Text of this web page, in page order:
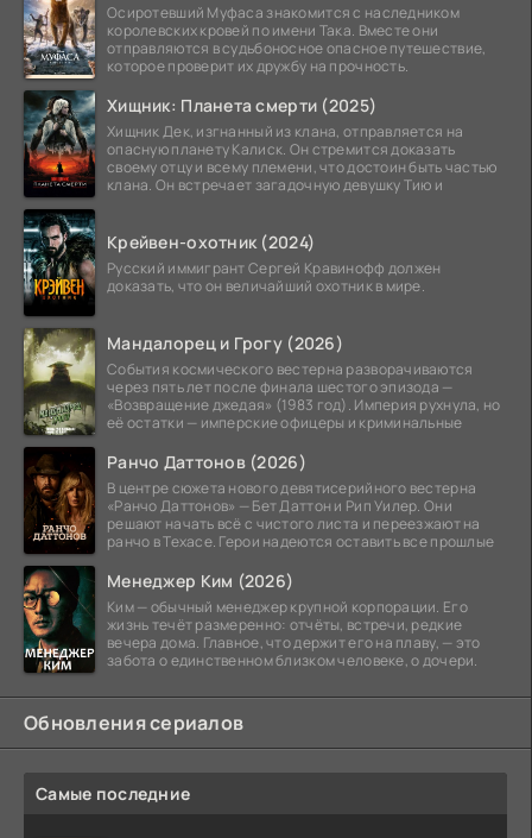
Осиротевший Муфаса знакомится с наследником
королевских кровей по имени Така. Вместе они
отправляются в судьбоносное опасное путешествие,
которое проверит их дружбу на прочность.
Хищник: Планета смерти (2025)
Хищник Дек, изгнанный из клана, отправляется на
опасную планету Калиск. Он стремится доказать
своему отцу и всему племени, что достоин быть частью
клана. Он встречает загадочную девушку Тию и
Крейвен-охотник (2024)
Русский иммигрант Сергей Кравинофф должен
доказать, что он величайший охотник в мире.
Мандалорец и Грогу (2026)
События космического вестерна разворачиваются
через пять лет после финала шестого эпизода —
«Возвращение джедая» (1983 год). Империя рухнула, но
её остатки — имперские офицеры и криминальные
Ранчо Даттонов (2026)
В центре сюжета нового девятисерийного вестерна
«Ранчо Даттонов» — Бет Даттон и Рип Уилер. Они
решают начать всё с чистого листа и переезжают на
ранчо в Техасе. Герои надеются оставить все прошлые
Менеджер Ким (2026)
Ким — обычный менеджер крупной корпорации. Его
жизнь течёт размеренно: отчёты, встречи, редкие
вечера дома. Главное, что держит его на плаву, — это
забота о единственном близком человеке, о дочери.
Обновления сериалов
Самые последние